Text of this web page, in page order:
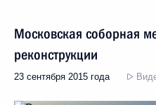
Московская соборная
реконструкции
23 сентября 2015 года